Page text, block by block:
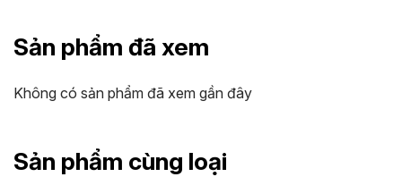
Sản phẩm đã xem
Không có sản phẩm đã xem gần đây
Sản phẩm cùng loại